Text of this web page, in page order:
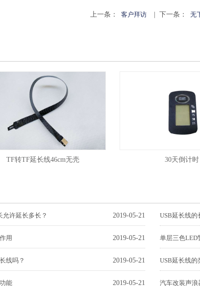
上一条： 客户拜访 | 下一条： 无
转TF延长线46cm无壳 30天倒计时
允许延长多长？ 2019-05-21 USB延长线的
用 2019-05-21 单层三色LED
线吗？ 2019-05-21 USB延长线的
能 2019-05-21 汽车改装声浪